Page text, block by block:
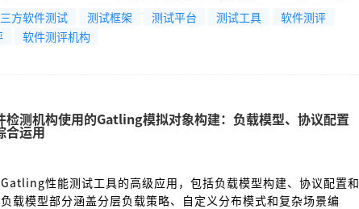
查、性能监控、JSON路径等）及其执行流程，Transformer的请
模式，以及Session的状态管理和异步操作机制。通过企业级处理
件间的协同工作方式，体现了Gatling基于函数式编程的多阶段管道
方软件测试 测试框架 测试平台 测试工具
软件测评
软件测评机构
检测机构使用的Gatling模拟对象构建：负载模型、协议配置
合运用
性能测试工具的高级应用，包括负载模型构建、协议配置和
载模型部分涵盖分层负载策略、自定义分布模式和复杂场景编